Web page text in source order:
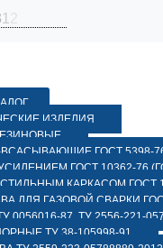
1
ИЗДЕЛИЯ
ГОСТ 5398-
ГОСТ 10362-76
КАРКАСОМ ГОСТ
ДЛЯ ГАЗОВОЙ СВАРКИ
87, ТУ 2556-221-
ТУ 38-105998-91